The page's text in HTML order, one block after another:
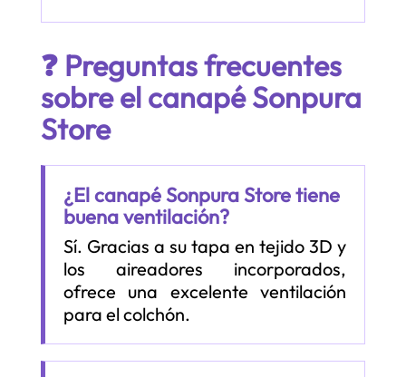
❓ Preguntas frecuentes
sobre el canapé Sonpura
Store
¿El canapé Sonpura Store tiene
buena ventilación?
Sí. Gracias a su tapa en tejido 3D y
los aireadores incorporados,
ofrece una excelente ventilación
para el colchón.